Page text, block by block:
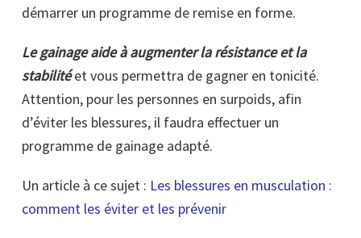
démarrer un programme de remise en forme.
Le gainage aide à augmenter la résistance et la
stabilitéet vous permettra de gagner en tonicité.
Attention, pour les personnes en surpoids, afin
d’éviter les blessures, il faudra effectuer un
programme de gainage adapté.
Un article à ce sujet : Les blessures en musculation :
comment les éviter et les prévenir